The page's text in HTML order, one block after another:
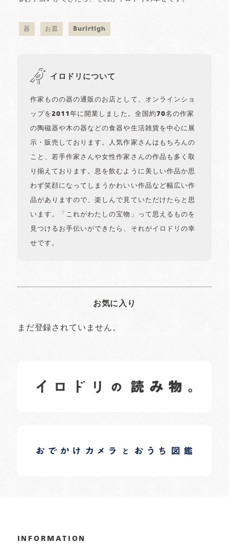
器 お皿 Burlrtigh
イロドリについて
作家ものの器の通販のお店として、オンラインショ
ップを2011年に開業しました。全国約70名の作家
の陶磁器や木の器などの食器や生活雑貨を中心に展
示・販売しております。人気作家さんはもちろんの
こと、若手作家さんや女性作家さんの作品も多く取
り揃えております。息を飲むように美しい作品か思
わず笑顔になってしまうかわいい作品など幅広い作
品がありますので、楽しんで見ていただけたらと思
います。「これがわたしの宝物」って思えるものを
見つけるお手伝いができたら、それがイロドリの幸
せです。
お気に入り
まだ登録されていません。
日常の様子など随時更新中です。
日常の様子など随時更新中です。
INFORMATION